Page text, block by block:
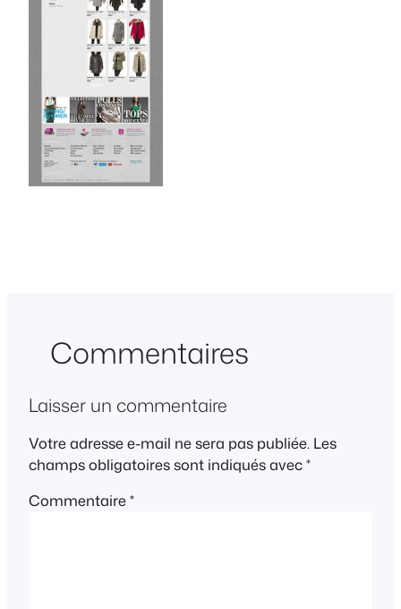
Commentaires
Laisser un commentaire
Votre adresse e-mail ne sera pas publiée. Les
champs obligatoires sont indiqués avec*
Commentaire*